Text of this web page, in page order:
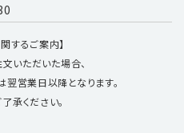
するご案内】
いただいた場合、
営業日以降となります。
承ください。